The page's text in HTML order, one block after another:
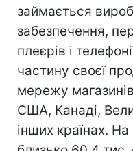
займається
забезпечення,
плеєрів і
частину своєї
мережу
США, Канаді,
інших країнах.